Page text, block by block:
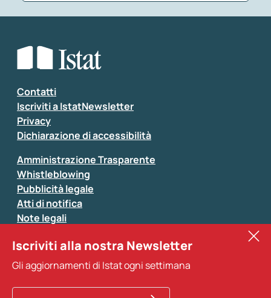
Seleziona la tipologia della segnalazione
Inserisci il tuo commento
Si prega di non fornire dati di natura personale (ad
esempio dati di contatto). Per ogni altra comunicazione
Contatti
Iscriviti a IstatNewsletter
Privacy
Dichiarazione di accessibilità
Amministrazione Trasparente
Whistleblowing
Pubblicità legale
Atti di notifica
Note legali
Sistan
Altri servizi
Iscriviti alla nostra Newsletter
Gli aggiornamenti di Istat ogni settimana